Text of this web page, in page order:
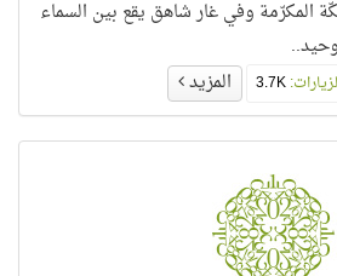
المكرّمة وفي غار شاهق يقع بين السماء
المزيد